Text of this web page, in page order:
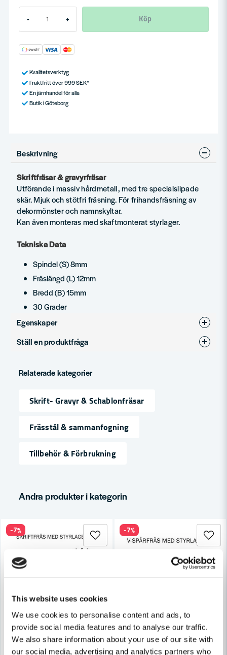
This website uses cookies
We use cookies to personalise content and ads, to
provide social media features and to analyse our traffic.
We also share information about your use of our site with
our social media, advertising and analytics partners who
- + Köp
Kvalitetsverktyg
Fraktfritt över 999 SEK*
En järnhandel för alla
Butik i Göteborg
Beskrivning
Skriftfräsar & gravyrfräsar
Utförande i massiv hårdmetall, med tre specialslipade
skär. Mjuk och stötfri fräsning. För frihandsfräsning av
dekormönster och namnskyltar.
Kan även monteras med skaftmonterat styrlager.
Tekniska Data
Spindel (S) 8mm
Fräslängd (L) 12mm
Bredd (B) 15mm
30 Grader
Egenskaper
Produkttyp
Ställ en produktfråga
Fråga oss något om denna produkten...
Namn
email
Skicka fråga
Relaterade kategorier
Skrift- Gravyr & Schablonfräsar
Frässtål & sammanfogning
Tillbehör & Förbrukning
Andra produkter i kategorin
-7% -7%